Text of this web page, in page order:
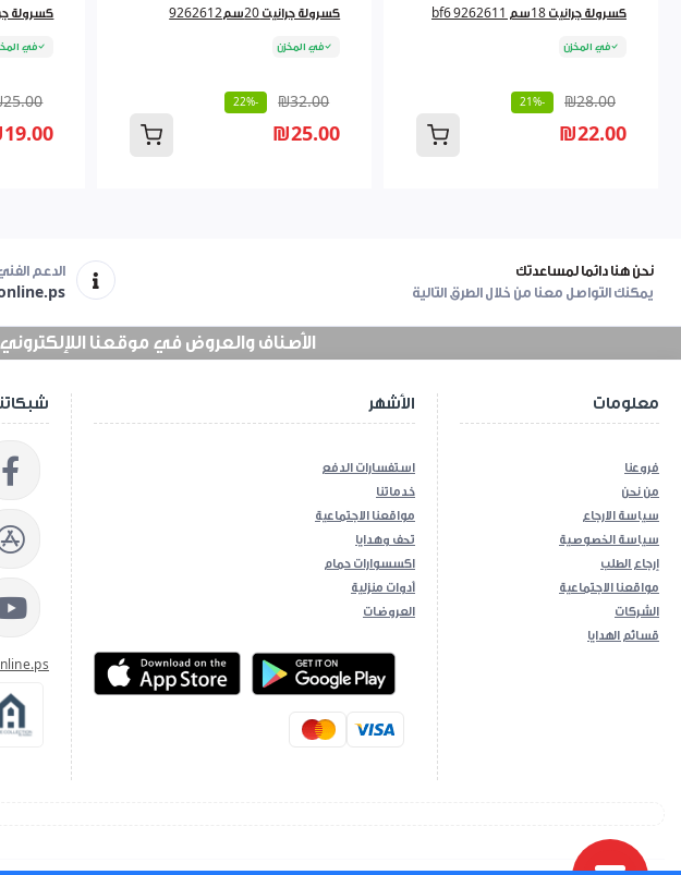
كسرولة جرانيت 18سم bf6 9262611
في المخزن
₪28.00
-21%
₪22.00
كسرولة جرانيت 20سم9262612
في المخزن
₪32.00
-22%
₪25.00
كسرولة جرانيت
في
نحن هنا دائما لمساعدتك
يمكنك التواصل معنا من خلال الطرق التالية
الدعم
الأصناف والعروض في موقعنا اللإلكتروني لا
الأشهر
استفسارات الدفع
خدماتنا
مواقعنا الاجتماعية
تحف وهدايا
اكسسوارات حمام
أدوات منزلية
العروضات
ios App Android App
معلومات
فروعنا
من نحن
سياسة الارجاع
سياسة الخصوصية
إرجاع الطلب
مواقعنا الاجتماعية
الشركات
قسائم الهدايا